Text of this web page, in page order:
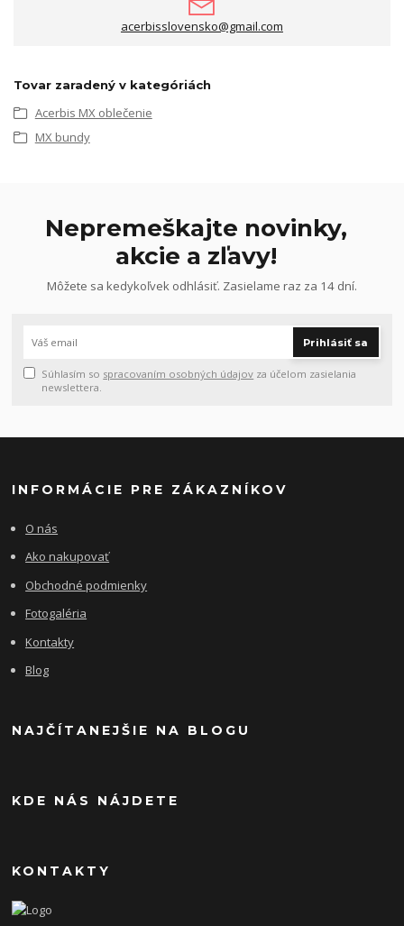
acerbisslovensko@gmail.com
Tovar zaradený v kategóriách
Acerbis MX oblečenie
MX bundy
Nepremeškajte novinky,
akcie a zľavy!
Môžete sa kedykoľvek odhlásiť. Zasielame raz za 14 dní.
Prihlásiť sa
Súhlasím so spracovaním osobných údajov za účelom zasielania
newslettera.
INFORMÁCIE PRE ZÁKAZNÍKOV
O nás
Ako nakupovať
Obchodné podmienky
Fotogaléria
Kontakty
Blog
NAJČÍTANEJŠIE NA BLOGU
KDE NÁS NÁJDETE
KONTAKTY